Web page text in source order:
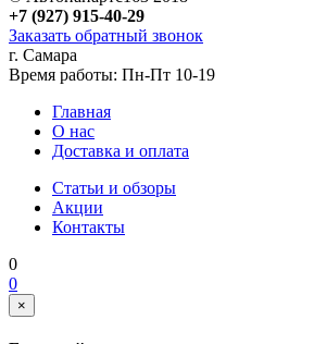
+7 (927) 915-40-29
Заказать обратный звонок
г. Самара
Время работы: Пн-Пт 10-19
Главная
О нас
Доставка и оплата
Статьи и обзоры
Акции
Контакты
0
0
×